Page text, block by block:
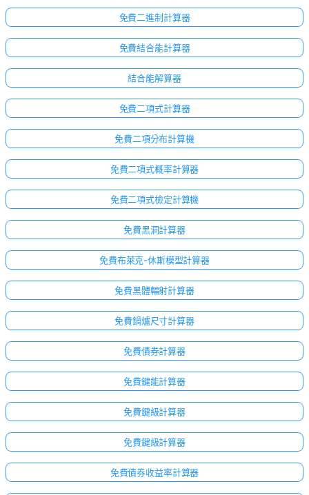
尚
免費二進制計算器
免費結合能計算器
結合能解算器
免費二項式計算器
免費二項分布計算機
免費二項式概率計算器
免費二項式檢定計算機
免費黑洞計算器
免費布萊克-休斯模型計算器
免費黑體輻射計算器
免費鍋爐尺寸計算器
免費債券計算器
免費鍵能計算器
免費鍵級計算器
免費鍵級計算器
免費債券收益率計算器